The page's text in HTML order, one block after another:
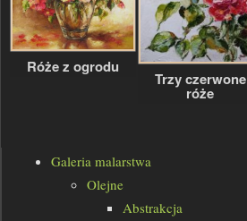
Róże z ogrodu
Trzy czerwone
róże
Galeria malarstwa
Olejne
Abstrakcja